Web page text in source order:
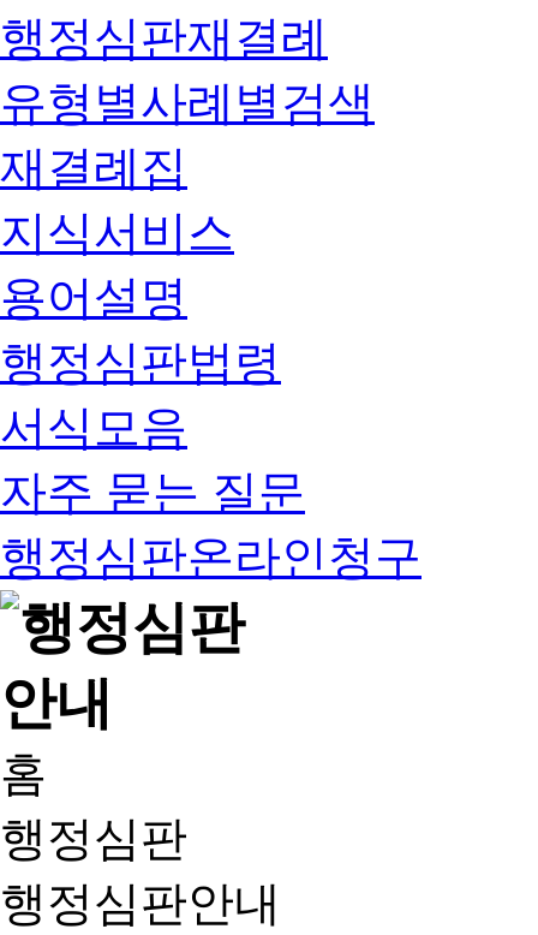
행정심판재결례
유형별사례별검색
재결례집
지식서비스
용어설명
행정심판법령
서식모음
자주 묻는 질문
행정심판온라인청구
홈
행정심판
행정심판안내